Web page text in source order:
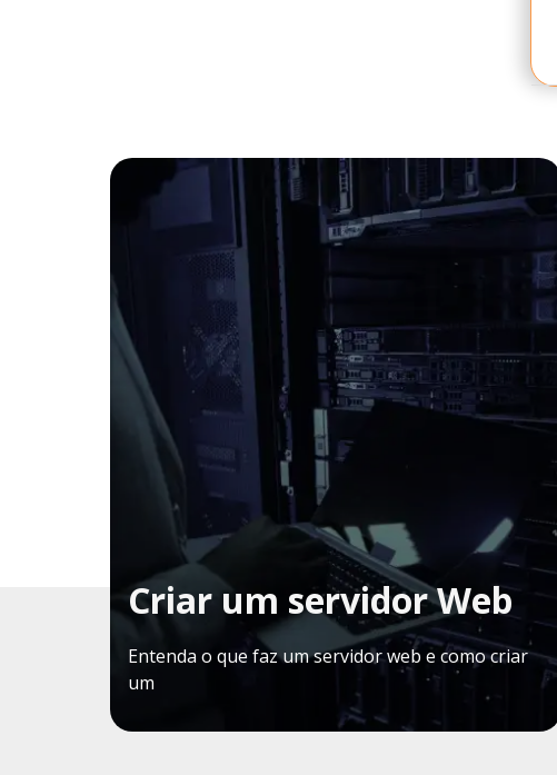
Criar um servidor Web
Entenda o que faz um servidor web e como criar
um